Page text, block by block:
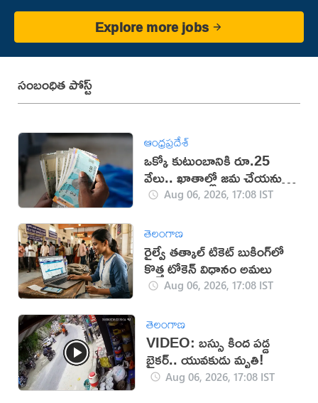
Explore more jobs
సంబంధిత పోస్ట్
ఆంధ్రప్రదేశ్
ఒక్కో కుటుంబానికి రూ.25
వేలు.. ఖాతాల్లో జ‌మ చేయ‌నున్న
ప్ర‌భుత్వం..!
Aug 06, 2026, 17:08 IST
తెలంగాణ
రైల్వే తత్కాల్ టికెట్ బుకింగ్‌లో
కొత్త టోకెన్ విధానం అమలు
Aug 06, 2026, 17:08 IST
తెలంగాణ
VIDEO: బస్సు కింద పడ్డ
బైకర్.. యువకుడు మృతి!
Aug 06, 2026, 17:08 IST